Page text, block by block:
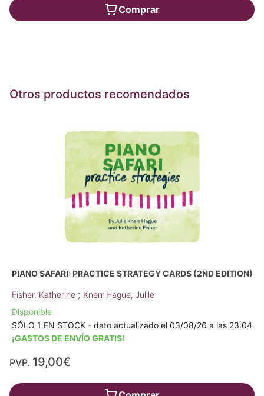
Comprar
Otros productos recomendados
PIANO SAFARI: PRACTICE STRATEGY CARDS (2ND EDITION)
Fisher, Katherine ; Knerr Hague, Julile
Disponible
SÓLO 1 EN STOCK - dato actualizado el 03/08/26 a las 23:04
¡GASTOS DE ENVÍO GRATIS!
PVP. 19,00€